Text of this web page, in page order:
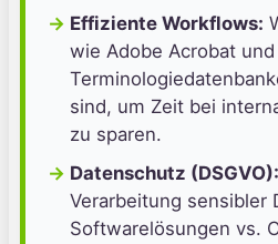
Effiziente Workflows:
wie Adobe Acrobat und
sind, um Zeit bei
zu sparen.
Datenschutz (DSGVO):
Verarbeitung sensibler
Softwarelösungen vs.